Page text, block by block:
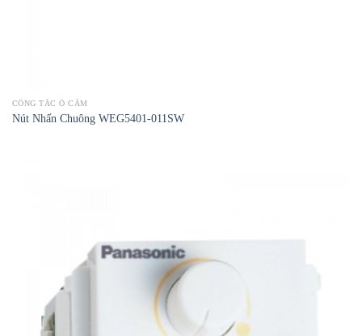
CÔNG TẮC Ổ CẮM
Nút Nhấn Chuông WEG5401-011SW